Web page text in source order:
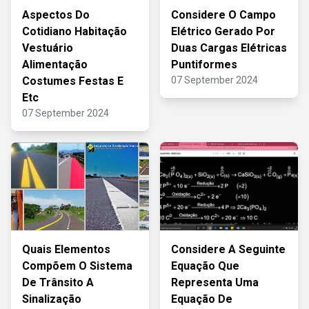
Aspectos Do
Cotidiano Habitação
Vestuário
Alimentação
Costumes Festas E
Etc
07 September 2024
Considere O Campo
Elétrico Gerado Por
Duas Cargas Elétricas
Puntiformes
07 September 2024
Quais Elementos
Compõem O Sistema
De Trânsito A
Sinalização
Considere A Seguinte
Equação Que
Representa Uma
Equação De